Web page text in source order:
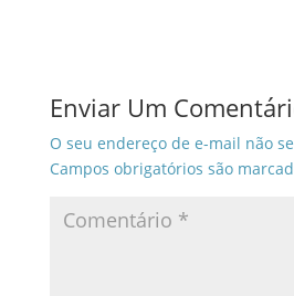
Enviar Um
O seu endereço de e-mail não
Campos obrigatórios são